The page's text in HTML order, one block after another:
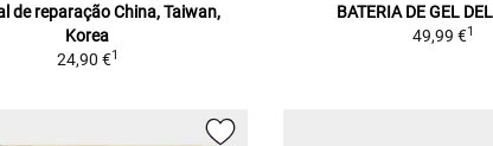
de reparação China, Taiwan,
Korea
24,90 €1
BATERIA DE GEL
49,99 €1